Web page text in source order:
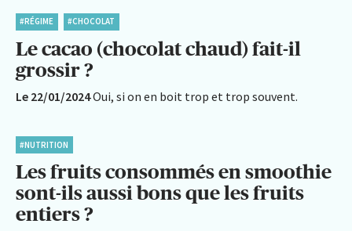
#RÉGIME #CHOCOLAT
Le cacao (chocolat chaud) fait-il
grossir ?
Le 22/01/2024Oui, si on en boit trop et trop souvent.
#NUTRITION
Les fruits consommés en smoothie
sont-ils aussi bons que les fruits
entiers ?